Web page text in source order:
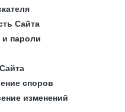
Сайта
пароли
споров
изменений